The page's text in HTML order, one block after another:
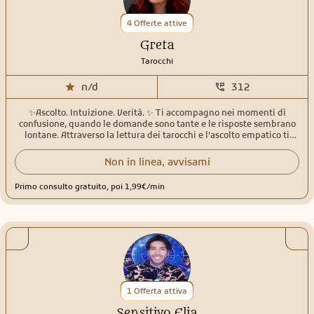
letture pensate per offrire luce, comprensione e nuovi punti di vista.
Vi aspetto con gioia, rispetto e gratitudine, pronto ad
accompagnarvi in questo meraviglioso viaggio alla scoperta di voi
4 Offerte attive
Greta
Tarocchi
n/d 312
✨Ascolto. Intuizione. Verità. ✨ Ti accompagno nei momenti di
confusione, quando le domande sono tante e le risposte sembrano
lontane. Attraverso la lettura dei tarocchi e l’ascolto empatico ti
dove puoi essere davvero te stessa. 💫 Consulti personalizzati 💫
accompagno emotivamente mentre facciamo chiarezza, come
farebbe un’amica che sa ascoltare davvero🤍
Non in linea, avvisami
Primo consulto gratuito, poi 1,99€/min
1 Offerta attiva